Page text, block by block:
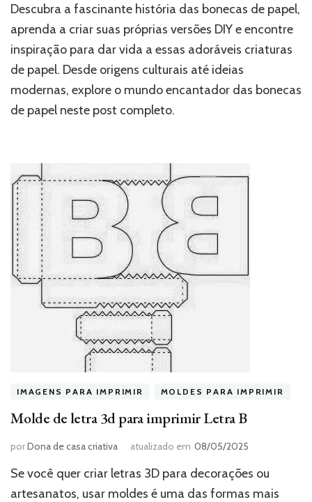
Descubra a fascinante história das bonecas de papel,
aprenda a criar suas próprias versões DIY e encontre
inspiração para dar vida a essas adoráveis criaturas
de papel. Desde origens culturais até ideias
modernas, explore o mundo encantador das bonecas
de papel neste post completo.
IMAGENS PARA IMPRIMIR MOLDES PARA IMPRIMIR
Molde de letra 3d para imprimir Letra B
porDona de casa criativa atualizado em 08/05/2025
Se você quer criar letras 3D para decorações ou
artesanatos, usar moldes é uma das formas mais